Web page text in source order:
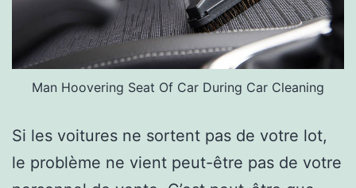
Man Hoovering Seat Of Car During Car Cleaning
Si les voitures ne sortent pas de votre lot,
le problème ne vient peut-être pas de votre